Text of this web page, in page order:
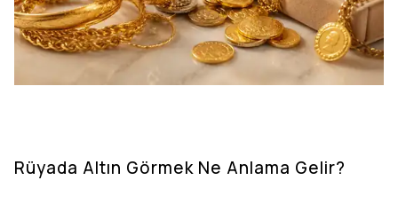
Rüyada Altın Görmek Ne Anlama Gelir?